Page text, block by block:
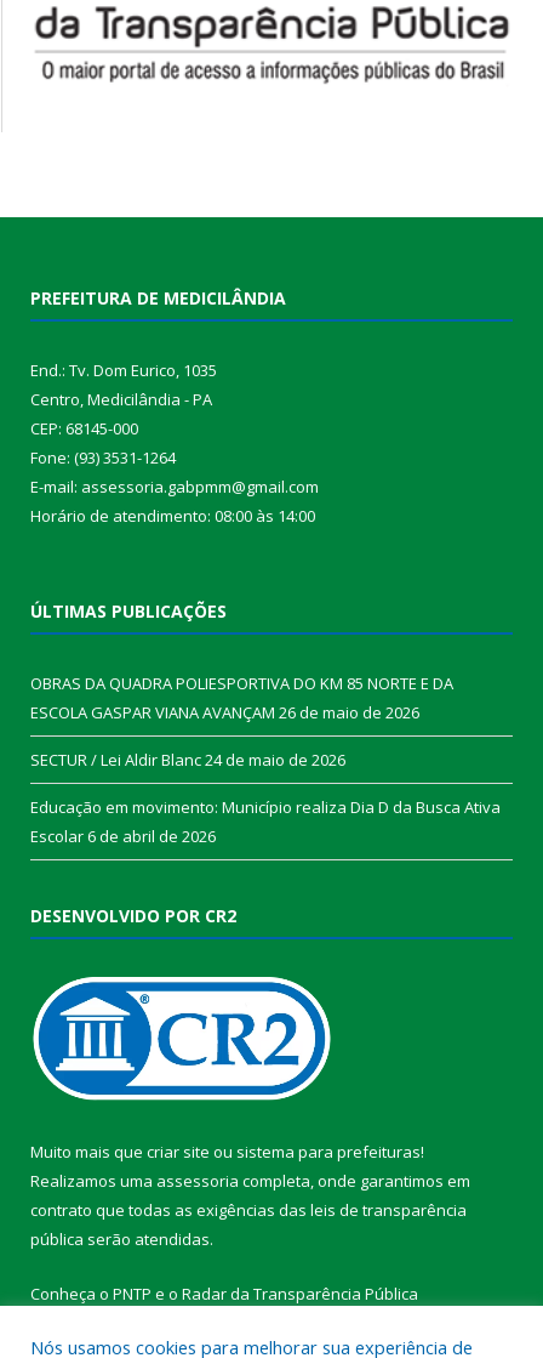
PREFEITURA DE MEDICILÂNDIA
End.: Tv. Dom Eurico, 1035
Centro, Medicilândia - PA
CEP: 68145-000
Fone: (93) 3531-1264
E-mail: assessoria.gabpmm@gmail.com
Horário de atendimento: 08:00 às 14:00
ÚLTIMAS PUBLICAÇÕES
OBRAS DA QUADRA POLIESPORTIVA DO KM 85 NORTE E DA
ESCOLA GASPAR VIANA AVANÇAM 26 de maio de 2026
SECTUR / Lei Aldir Blanc24 de maio de 2026
Educação em movimento: Município realiza Dia D da Busca Ativa
Escolar6 de abril de 2026
DESENVOLVIDO POR CR2
Muito mais que criar site ou sistema para prefeituras!
Realizamos uma assessoria completa, onde garantimos em
contrato que todas as exigências das leis de transparência
pública serão atendidas.
Conheça o PNTP e o Radar da Transparência Pública
Nós usamos cookies para melhorar sua experiência de